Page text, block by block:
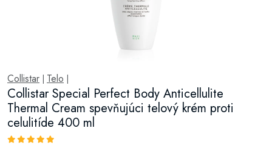
Collistar Telo
Collistar Special Perfect Body Anticellulite
Thermal Cream spevňujúci telový krém proti
celulitíde 400 ml